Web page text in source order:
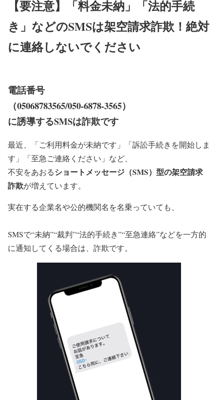
【要注意】「料金未納」「法的手続
き」などのSMSは架空請求詐欺！絶対
に連絡しないでください
電話番号
（05068783565/050-6878-3565）
に誘導するSMSは詐欺です
最近、「ご利用料金が未納です」「訴訟手続きを開始しま
す」「至急ご連絡ください」など、
不安をあおるショートメッセージ（SMS）型の架空請求
詐欺が増えています。
実在する企業名や公的機関名を名乗っていても、
SMSで“未納”“裁判”“法的手続き”“至急連絡”などを一方的
に通知してくる場合は、詐欺です。